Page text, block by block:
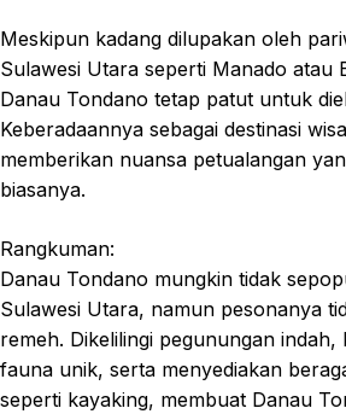
Meskipun kadang dilupakan oleh
Sulawesi Utara seperti Manado atau
Danau Tondano tetap patut untuk
Keberadaannya sebagai destinasi
memberikan nuansa petualangan
biasanya.
Rangkuman:
Danau Tondano mungkin tidak
Sulawesi Utara, namun pesonanya
remeh. Dikelilingi pegunungan
fauna unik, serta menyediakan
seperti kayaking, membuat Danau